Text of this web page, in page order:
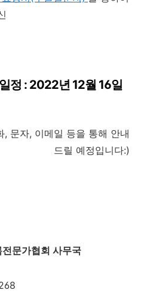
정 : 2022년 12월 16일
, 문자, 이메일 등을 통해 안내
드릴 예정입니다:)
문가협회 사무국